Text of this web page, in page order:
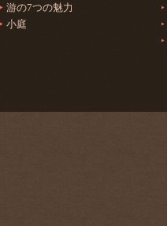
游の7つの魅力
小庭